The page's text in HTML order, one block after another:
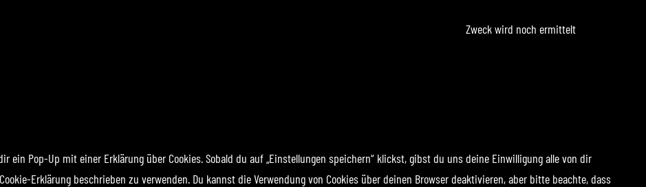
service
Zweck wird noch ermittelt
ein Pop-Up mit einer Erklärung über Cookies. Sobald du auf „Einstellungen speichern“ klickst, gibst du uns deine Einwilligung alle von dir
Erklärung beschrieben zu verwenden. Du kannst die Verwendung von Cookies über deinen Browser deaktivieren, aber bitte beachte, dass